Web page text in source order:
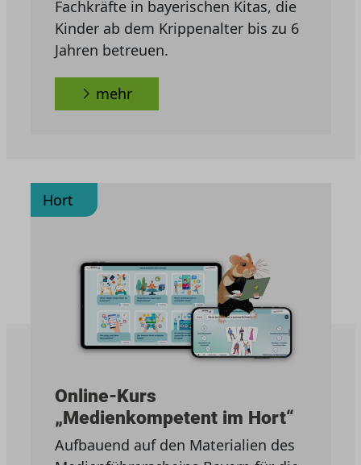
Fachkräfte in bayerischen Kitas, die
Kinder ab dem Krippenalter bis zu 6
Jahren betreuen.
mehr
Hort
Online-Kurs
„Medienkompetent im Hort“
Aufbauend auf den Materialien des